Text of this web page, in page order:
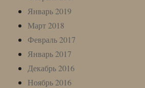
Январь 2019
Март 2018
Февраль 2017
Январь 2017
Декабрь 2016
Ноябрь 2016